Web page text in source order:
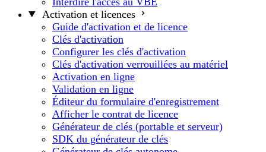
Activation et licences
Guide d'activation et de licence
Clés d'activation
Configurer les clés d'activation
Clés d'activation verrouillées au matériel
Activation en ligne
Validation en ligne
Éditeur du formulaire d'enregistrement
Afficher le contrat de licence
Générateur de clés (portable et serveur)
SDK du générateur de clés